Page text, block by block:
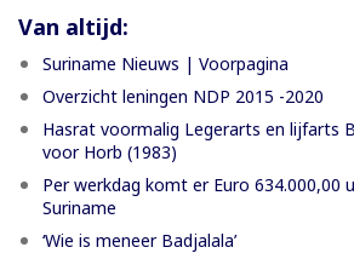
Van altijd:
Suriname Nieuws | Voorpagina
Overzicht leningen NDP 2015 -2020
Hasrat voormalig Legerarts en lijfarts
voor Horb (1983)
Per werkdag komt er Euro 634.000,00
Suriname
‘Wie is meneer Badjalala’